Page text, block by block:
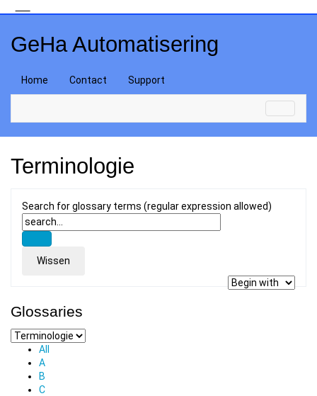
GeHa Automatisering
Home Contact Support
Terminologie
Search for glossary terms (regular expression allowed)
Glossaries
All
A
B
C